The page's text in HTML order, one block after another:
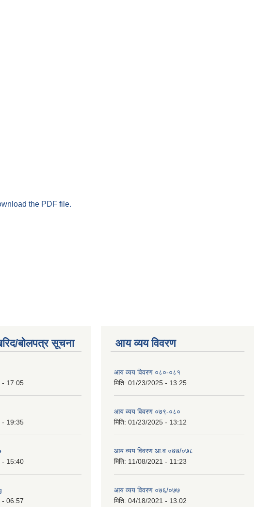
the PDF file.
बोलपत्र सूचना
- 17:05
- 19:35
- 15:40
- 06:57
आय व्यय विवरण
आय व्यय विवरण ०८०-०८१
मिति: 01/23/2025 - 13:25
आय व्यय विवरण ०७९-०८०
मिति: 01/23/2025 - 13:12
आय व्यय विवरण आ.व ०७७/०७८
मिति: 11/08/2021 - 11:23
आय व्यय विवरण ०७६/०७७
मिति: 04/18/2021 - 13:02